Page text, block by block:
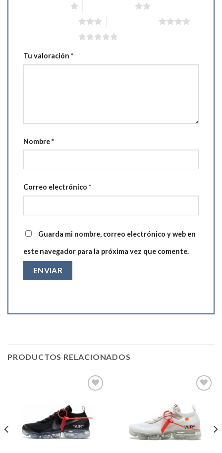
Tu valoración *
Nombre*
Correo electrónico *
Guarda mi nombre, correo electrónico y web en
este navegador para la próxima vez que comente.
PRODUCTOS RELACIONADOS
Añadir
a la
lista de
deseos
Añadir
a la
lista de
deseos